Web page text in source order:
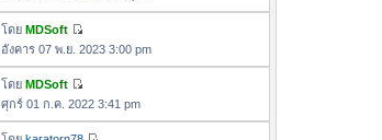
ล่
สุ
ว
ม
ล่
สุ
ด
ข้
ค
ว
ม
ล่
โดย MDSoft
ดู
ข้
ค
ว
อังคาร 07 พ.ย. 2023 3:00 pm
โดย MDSoft
ดู
ข้
ศุกร์ 01 ก.ค. 2022 3:41 pm